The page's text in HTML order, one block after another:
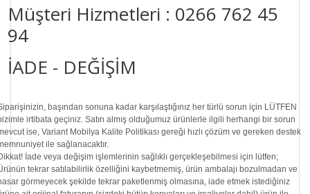
Müşteri Hizmetleri : 0266 762 45
94
İADE - DEĞİŞİM
başından sonuna kadar karşılaştığınız her türlü sorun için LÜTFEN
irtibata geçiniz. Satın almış olduğumuz ürünlerle ilgili herhangi bir sorun
ise, Variant Mobilya Kalite Politikası gereği hızlı çözüm ve gereken destek
ile sağlanacaktır.
İade veya değişim işlemlerinin sağlıklı gerçekleşebilmesi için lütfen;
tekrar satılabilirlik özelliğini kaybetmemiş, ürün ambalajı bozulmadan ve
görmeyecek şekilde tekrar paketlenmiş olmasına, iade etmek istediğiniz